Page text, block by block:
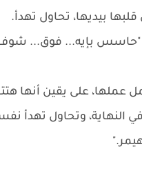
بيديها، تحاول تهدأ.
"حاسس بإيه... فوق...
عملها، على يقين أنها
النهاية، وتحاول تهدأ